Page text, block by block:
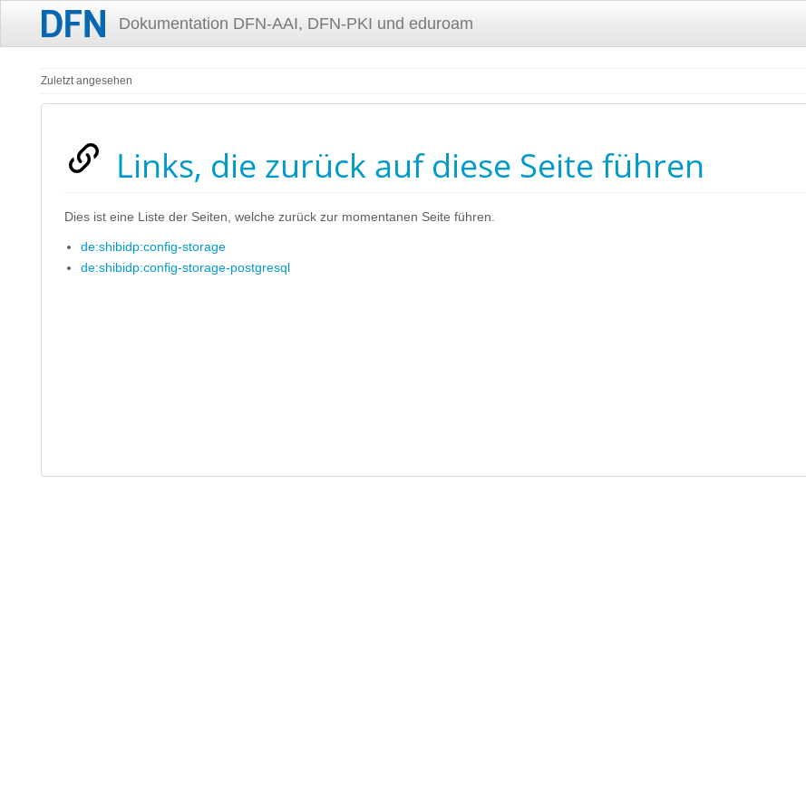
Dokumentation DFN-AAI, DFN-PKI und eduroam
Zuletzt angesehen
Links, die zurück auf diese Seite führen
Dies ist eine Liste der Seiten, welche zurück zur momentanen Seite führen.
de:shibidp:config-storage
de:shibidp:config-storage-postgresql